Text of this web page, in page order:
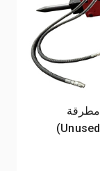
2026 Raytree RMH680 مطرقة